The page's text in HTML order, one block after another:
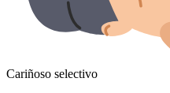
Cariñoso selectivo